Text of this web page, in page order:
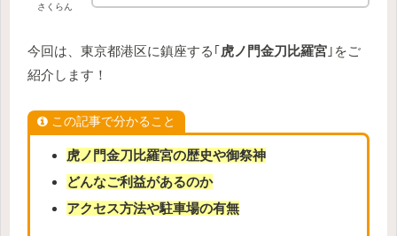
さくらん
今回は、東京都港区に鎮座する｢虎ノ門金刀比羅宮 ｣をご
紹介します！
この記事で分かること
虎ノ門金刀比羅宮の歴史や御祭神
どんなご利益があるのか
アクセス方法や駐車場の有無